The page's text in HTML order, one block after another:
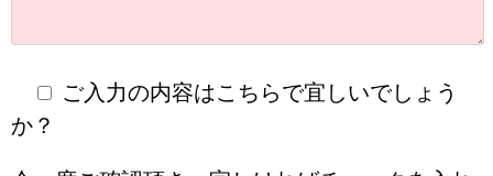
ご入力の内容はこちらで宜しいでしょう
か？